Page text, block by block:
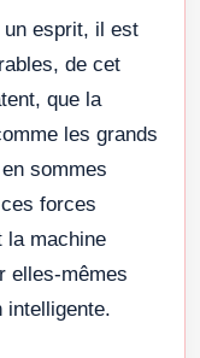
un esprit, il est
de cet
que la
les grands
sommes
forces
la machine
elles-mêmes
intelligente.